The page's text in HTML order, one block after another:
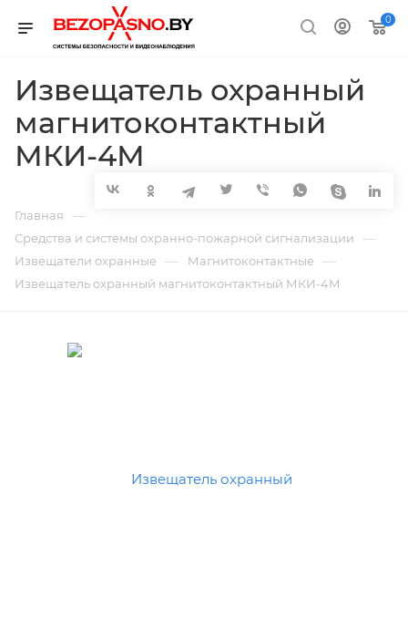
0
Извещатель охранный
магнитоконтактный
МКИ-4М
Главная —
Средства и системы охранно-пожарной сигнализации —
Извещатели охранные — Магнитоконтактные —
Извещатель охранный магнитоконтактный МКИ-4М